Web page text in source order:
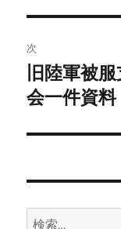
ビ
ゲ
ー
シ
ン
投
稿:
次
次
の
稿:
旧陸軍被
会一件資料
検